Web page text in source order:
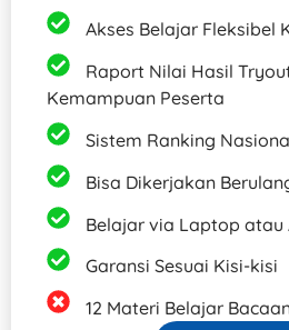
Akses Belajar Fleksibel
Raport Nilai Hasil
Kemampuan Peserta
Sistem Ranking
Bisa Dikerjakan
Belajar via Laptop atau
Garansi Sesuai Kisi-kisi
12 Materi Belajar